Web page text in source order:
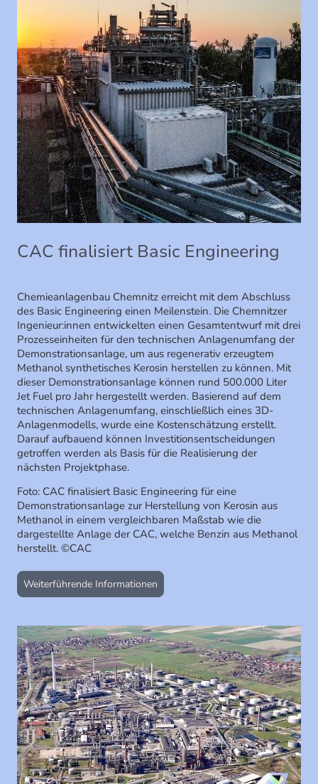
CAC finalisiert Basic Engineering
Chemieanlagenbau Chemnitz erreicht mit dem Abschluss
des Basic Engineering einen Meilenstein. Die Chemnitzer
Ingenieur:innen entwickelten einen Gesamtentwurf mit drei
Prozesseinheiten für den technischen Anlagenumfang der
Demonstrationsanlage, um aus regenerativ erzeugtem
Methanol synthetisches Kerosin herstellen zu können. Mit
dieser Demonstrationsanlage können rund 500.000 Liter
Jet Fuel pro Jahr hergestellt werden. Basierend auf dem
technischen Anlagenumfang, einschließlich eines 3D-
Anlagenmodells, wurde eine Kostenschätzung erstellt.
Darauf aufbauend können Investitionsentscheidungen
getroffen werden als Basis für die Realisierung der
nächsten Projektphase.
Foto: CAC finalisiert Basic Engineering für eine
Demonstrationsanlage zur Herstellung von Kerosin aus
Methanol in einem vergleichbaren Maßstab wie die
dargestellte Anlage der CAC, welche Benzin aus Methanol
herstellt. ©CAC
Weiterführende Informationen